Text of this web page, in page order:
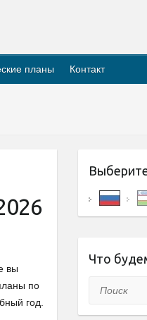
планы Контакт
вы
по
год.
Что
Поиск